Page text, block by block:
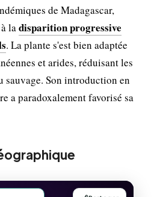
de Madagascar,
ladisparition progressive
. La plante s'est bien adaptée
et arides, réduisant les
sauvage. Son introduction en
a paradoxalement favorisé sa